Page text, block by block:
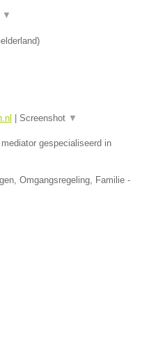
▼
)
| Screenshot ▼
gespecialiseerd in
Omgangsregeling, Familie -